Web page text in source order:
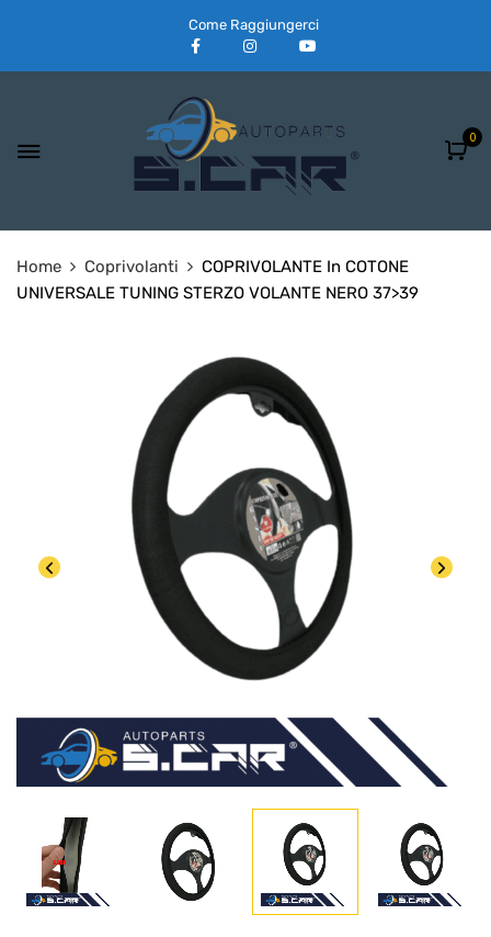
Come Raggiungerci
0
Home Coprivolanti
COPRIVOLANTE In COTONE
UNIVERSALE TUNING STERZO VOLANTE NERO 37>39